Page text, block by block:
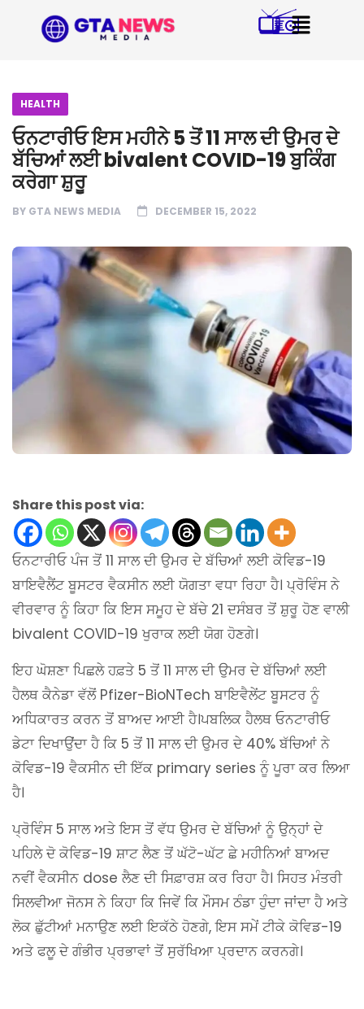
HEALTH
ਓਨਟਾਰੀਓ ਇਸ ਮਹੀਨੇ 5 ਤੋਂ 11 ਸਾਲ ਦੀ ਉਮਰ ਦੇ
ਬੱਚਿਆਂ ਲਈ bivalent COVID-19 ਬੁਕਿੰਗ
ਕਰੇਗਾ ਸ਼ੁਰੂ
BY GTA NEWS MEDIA DECEMBER 15, 2022
Share this post via:
ਓਨਟਾਰੀਓ ਪੰਜ ਤੋਂ 11 ਸਾਲ ਦੀ ਉਮਰ ਦੇ ਬੱਚਿਆਂ ਲਈ ਕੋਵਿਡ-19
ਬਾਇਵੈਲੈਂਟ ਬੂਸਟਰ ਵੈਕਸੀਨ ਲਈ ਯੋਗਤਾ ਵਧਾ ਰਿਹਾ ਹੈ। ਪ੍ਰੋਵਿੰਸ ਨੇ
ਵੀਰਵਾਰ ਨੂੰ ਕਿਹਾ ਕਿ ਇਸ ਸਮੂਹ ਦੇ ਬੱਚੇ 21 ਦਸੰਬਰ ਤੋਂ ਸ਼ੁਰੂ ਹੋਣ ਵਾਲੀ
bivalent COVID-19 ਖੁਰਾਕ ਲਈ ਯੋਗ ਹੋਣਗੇ।
ਇਹ ਘੋਸ਼ਣਾ ਪਿਛਲੇ ਹਫ਼ਤੇ 5 ਤੋਂ 11 ਸਾਲ ਦੀ ਉਮਰ ਦੇ ਬੱਚਿਆਂ ਲਈ
ਹੈਲਥ ਕੈਨੇਡਾ ਵੱਲੋਂ Pfizer-BioNTech ਬਾਇਵੈਲੇਂਟ ਬੂਸਟਰ ਨੂੰ
ਅਧਿਕਾਰਤ ਕਰਨ ਤੋਂ ਬਾਅਦ ਆਈ ਹੈ।ਪਬਲਿਕ ਹੈਲਥ ਓਨਟਾਰੀਓ
ਡੇਟਾ ਦਿਖਾਉਂਦਾ ਹੈ ਕਿ 5 ਤੋਂ 11 ਸਾਲ ਦੀ ਉਮਰ ਦੇ 40% ਬੱਚਿਆਂ ਨੇ
ਕੋਵਿਡ-19 ਵੈਕਸੀਨ ਦੀ ਇੱਕ primary series ਨੂੰ ਪੂਰਾ ਕਰ ਲਿਆ
ਹੈ।
ਪ੍ਰੋਵਿੰਸ 5 ਸਾਲ ਅਤੇ ਇਸ ਤੋਂ ਵੱਧ ਉਮਰ ਦੇ ਬੱਚਿਆਂ ਨੂੰ ਉਨ੍ਹਾਂ ਦੇ
ਪਹਿਲੇ ਦੋ ਕੋਵਿਡ-19 ਸ਼ਾਟ ਲੈਣ ਤੋਂ ਘੱਟੋ-ਘੱਟ ਛੇ ਮਹੀਨਿਆਂ ਬਾਅਦ
ਨਵੀਂ ਵੈਕਸੀਨ dose ਲੈਣ ਦੀ ਸਿਫ਼ਾਰਸ਼ ਕਰ ਰਿਹਾ ਹੈ। ਸਿਹਤ ਮੰਤਰੀ
ਸਿਲਵੀਆ ਜੋਨਸ ਨੇ ਕਿਹਾ ਕਿ ਜਿਵੇਂ ਕਿ ਮੌਸਮ ਠੰਡਾ ਹੁੰਦਾ ਜਾਂਦਾ ਹੈ ਅਤੇ
ਲੋਕ ਛੁੱਟੀਆਂ ਮਨਾਉਣ ਲਈ ਇਕੱਠੇ ਹੋਣਗੇ, ਇਸ ਸਮੇਂ ਟੀਕੇ ਕੋਵਿਡ-19
ਅਤੇ ਫਲੂ ਦੇ ਗੰਭੀਰ ਪ੍ਰਭਾਵਾਂ ਤੋਂ ਸੁਰੱਖਿਆ ਪ੍ਰਦਾਨ ਕਰਨਗੇ।